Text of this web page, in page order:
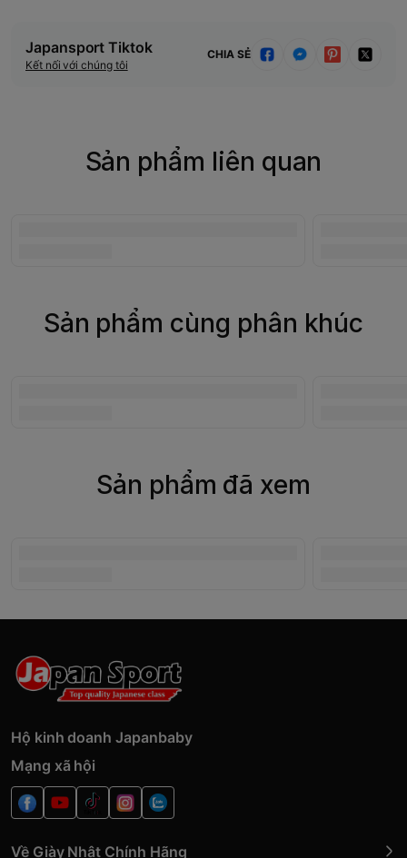
Japansport Tiktok
Kết nối với chúng tôi
CHIA SẺ
Sản phẩm liên quan
Sản phẩm cùng phân khúc
Sản phẩm đã xem
Hộ kinh doanh Japanbaby
Mạng xã hội
Về Giày Nhật Chính Hãng